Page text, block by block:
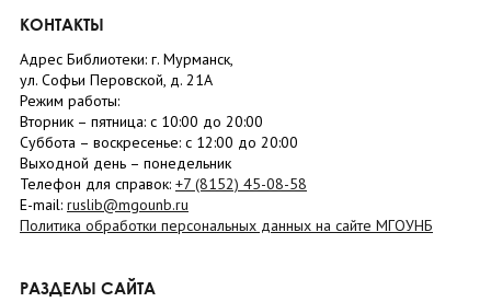
КОНТАКТЫ
Адрес Библиотеки: г. Мурманск,
ул. Софьи Перовской, д. 21А
Режим работы:
Вторник – пятница: с 10:00 до 20:00
Суббота – воскресенье: c 12:00 до 20:00
Выходной день – понедельник
Телефон для справок: +7 (8152) 45-08-58
E-mail: ruslib@mgounb.ru
Политика обработки персональных данных на сайте МГОУНБ
РАЗДЕЛЫ САЙТА